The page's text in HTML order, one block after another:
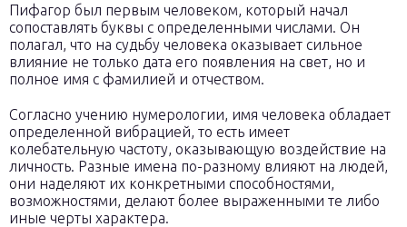
Пифагор был первым человеком, который начал
сопоставлять буквы с определенными числами. Он
полагал, что на судьбу человека оказывает сильное
влияние не только дата его появления на свет, но и
полное имя с фамилией и отчеством.
Согласно учению нумерологии, имя человека обладает
определенной вибрацией, то есть имеет
колебательную частоту, оказывающую воздействие на
личность. Разные имена по-разному влияют на людей,
они наделяют их конкретными способностями,
возможностями, делают более выраженными те либо
иные черты характера.